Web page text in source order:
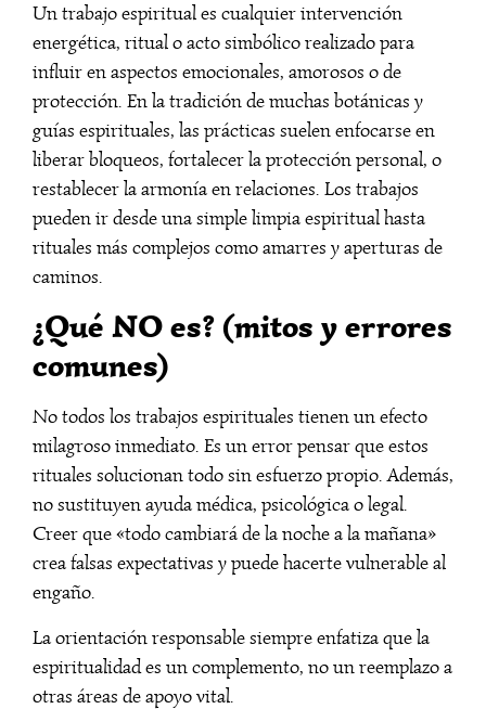
Un trabajo espiritual es cualquier intervención
energética, ritual o acto simbólico realizado para
influir en aspectos emocionales, amorosos o de
protección. En la tradición de muchas botánicas y
guías espirituales, las prácticas suelen enfocarse en
liberar bloqueos, fortalecer la protección personal, o
restablecer la armonía en relaciones. Los trabajos
pueden ir desde una simple limpia espiritual hasta
rituales más complejos como amarres y aperturas de
caminos.
¿Qué NO es? (mitos y errores
comunes)
No todos los trabajos espirituales tienen un efecto
milagroso inmediato. Es un error pensar que estos
rituales solucionan todo sin esfuerzo propio. Además,
no sustituyen ayuda médica, psicológica o legal.
Creer que «todo cambiará de la noche a la mañana»
crea falsas expectativas y puede hacerte vulnerable al
engaño.
La orientación responsable siempre enfatiza que la
espiritualidad es un complemento, no un reemplazo a
otras áreas de apoyo vital.